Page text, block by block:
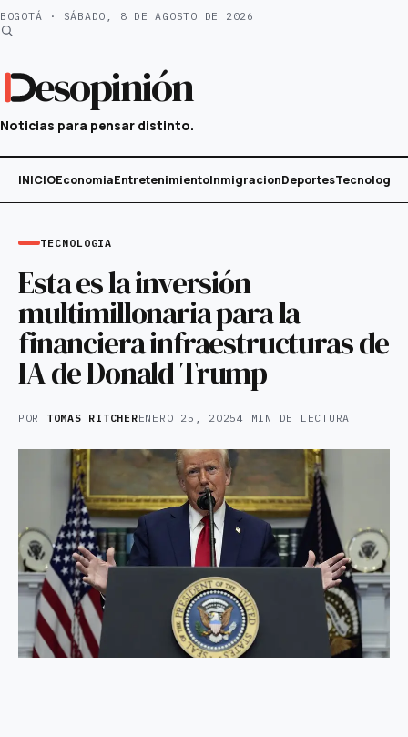
Saltar
al
BOGOTÁ · SÁBADO, 8 DE AGOSTO DE 2026
esopinión
Noticias para pensar distinto.
INICIOEconomiaEntretenimientoInmigracionDeportesTecnología
TECNOLOGIA
Esta es la inversión
multimillonaria para la
financiera infraestructuras de
IA de Donald Trump
POR TOMAS RITCHERENERO 25, 20254 MIN DE LECTURA